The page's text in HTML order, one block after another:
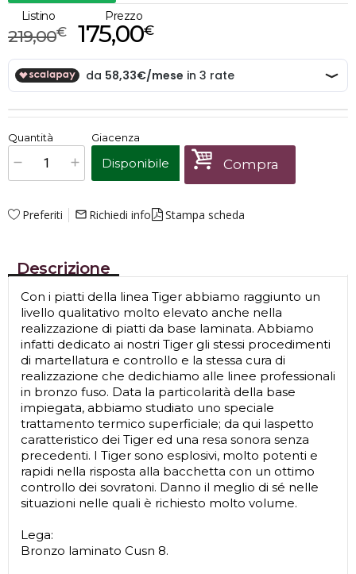
Listino
€
219,00
Prezzo
€
175,00
x1 Prezzo finale:€175,00
Quantità Giacenza
Disponibile Compra
Preferiti mail_outline Richiedi info Stampa scheda
Descrizione
Con i piatti della linea Tiger abbiamo raggiunto un
livello qualitativo molto elevato anche nella
realizzazione di piatti da base laminata. Abbiamo
infatti dedicato ai nostri Tiger gli stessi procedimenti
di martellatura e controllo e la stessa cura di
realizzazione che dedichiamo alle linee professionali
in bronzo fuso. Data la particolarità della base
impiegata, abbiamo studiato uno speciale
trattamento termico superficiale; da qui laspetto
caratteristico dei Tiger ed una resa sonora senza
precedenti. I Tiger sono esplosivi, molto potenti e
rapidi nella risposta alla bacchetta con un ottimo
controllo dei sovratoni. Danno il meglio di sé nelle
situazioni nelle quali è richiesto molto volume.
Lega:
Bronzo laminato Cusn 8.